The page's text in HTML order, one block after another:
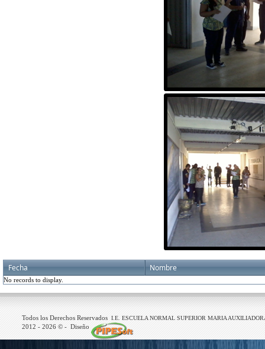
Fecha Nombre
No records to display.
Todos los Derechos ReservadosI.E. ESCUELA NORMAL SUPERIOR MARIA
2012 -2026© - Diseño